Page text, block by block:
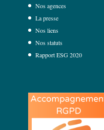
Nos agences
La presse
Nos liens
Nos statuts
Rapport ESG 2020